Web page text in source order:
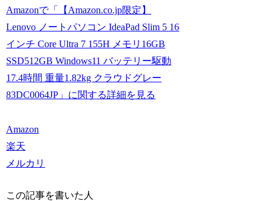
Amazonで「【Amazon.co.jp限定】
Lenovo ノートパソコン IdeaPad Slim 5 16
インチ Core Ultra 7 155H メモリ16GB
SSD512GB Windows11 バッテリー駆動
17.4時間 重量1.82kg クラウドグレー
83DC0064JP」に関する詳細を見る
Amazon
楽天
メルカリ
この記事を書いた人